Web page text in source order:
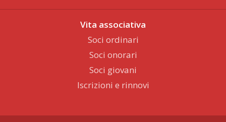
Vita associativa
Soci ordinari
Soci onorari
Soci giovani
Iscrizioni e rinnovi